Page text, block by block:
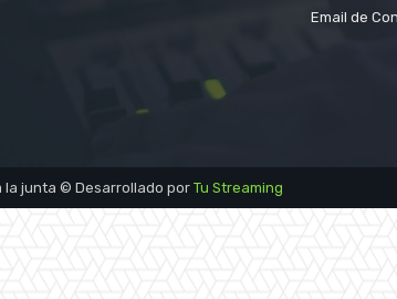
Email de
la junta © Desarrollado por Tu Streaming